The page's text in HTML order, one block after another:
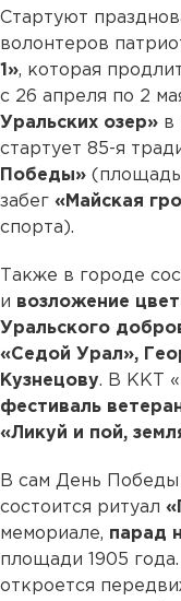
Стартуют
волонтеров
1», которая
с 26 апреля по 2
Уральских озер» в
стартует 85-я
Победы» (площадь
забег «Майская
спорта).
Также в городе
и возложение
Уральского
«Седой Урал»,
Кузнецову. В ККТ
фестиваль
«Ликуй и пой,
В сам День Победы
состоится ритуал
мемориале, парад
площади 1905
откроется